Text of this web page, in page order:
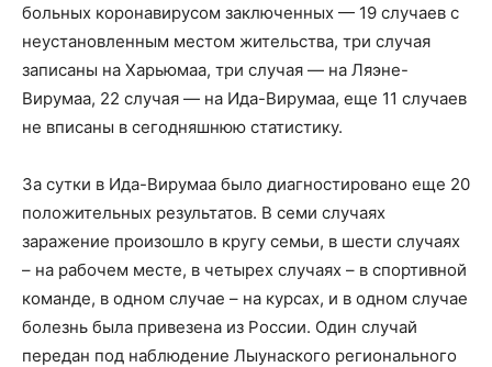
больных коронавирусом заключенных — 19 случаев с
неустановленным местом жительства, три случая
записаны на Харьюмаа, три случая — на Ляэне-
Вирумаа, 22 случая — на Ида-Вирумаа, еще 11 случаев
не вписаны в сегодняшнюю статистику.
За сутки в Ида-Вирумаа было диагностировано еще 20
положительных результатов. В семи случаях
заражение произошло в кругу семьи, в шести случаях
– на рабочем месте, в четырех случаях – в спортивной
команде, в одном случае – на курсах, и в одном случае
болезнь была привезена из России. Один случай
передан под наблюдение Лыунаского регионального